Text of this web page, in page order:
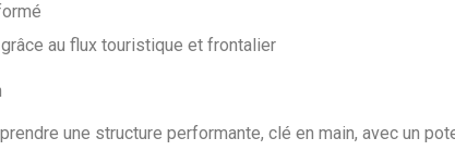
au flux touristique et frontalier
une structure performante, clé en main, avec un